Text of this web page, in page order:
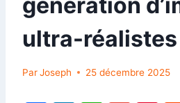
ultra-réalistes
ParJoseph 25 décembre 2025